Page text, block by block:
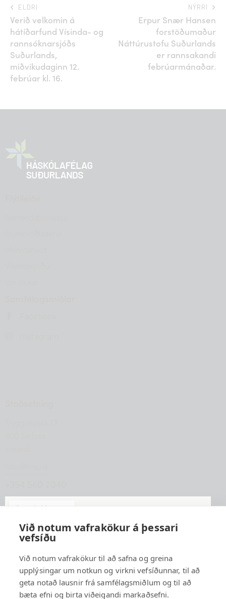
ELDRI
Verið velkomin á
hátíðarfund Vísinda- og
rannsóknarsjóðs
Suðurlands,
miðvikudaginn 12.
febrúar kl. 16.
NÝRRI
Erpur Snær Hansen
forstöðumaður
Náttúrustofu Suðurlands
er rannsakandi
febrúarmánaðar.
Við notum vafrakökur á þessari
vefsíðu
Við notum vafrakökur til að safna og greina
upplýsingar um notkun og virkni vefsíðunnar, til að
geta notað lausnir frá samfélagsmiðlum og til að
bæta efni og birta viðeigandi markaðsefni.